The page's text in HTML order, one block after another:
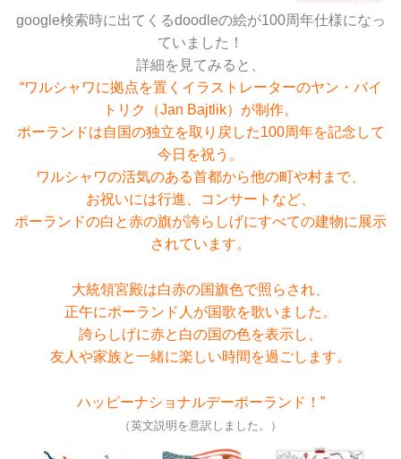
google検索時に出てくるdoodleの絵が100周年仕様になっ
ていました！
詳細を見てみると、
“ワルシャワに拠点を置くイラストレーターのヤン・バイ
トリク（Jan Bajtlik）が制作。
ポーランドは自国の独立を取り戻した100周年を記念して
今日を祝う。
ワルシャワの活気のある首都から他の町や村まで、
お祝いには行進、コンサートなど、
ポーランドの白と赤の旗が誇らしげにすべての建物に展示
されています。
大統領宮殿は白赤の国旗色で照らされ、
正午にポーランド人が国歌を歌いました。
誇らしげに赤と白の国の色を表示し、
友人や家族と一緒に楽しい時間を過ごします。
ハッピーナショナルデーポーランド！”
（英文説明を意訳しました。）